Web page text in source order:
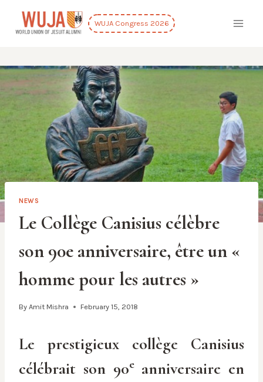
content
WUJA Congress 2026
NEWS
Le Collège Canisius célèbre
son 90e anniversaire, être un «
homme pour les autres »
By Amit Mishra February 15, 2018
Le prestigieux collège Canisius
célébrait son 90eanniversaire en